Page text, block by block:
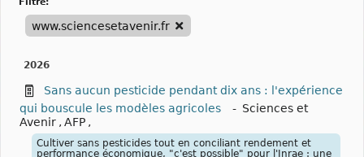
www.sciencesetavenir.fr
2026
Sans aucun pesticide pendant dix ans : l'expérience
qui bouscule les modèles agricoles
- Sciences et
Avenir , AFP ,
Cultiver sans pesticides tout en conciliant rendement et
performance économique, "c'est possible" pour l'Inrae : une